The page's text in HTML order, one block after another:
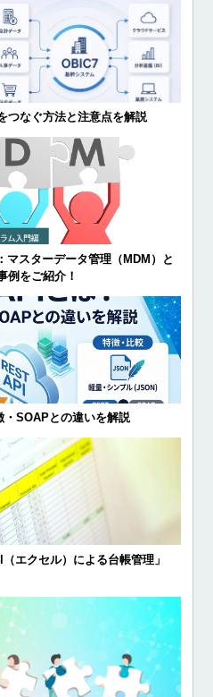
つなぐ方法と注意点を解説
マスターデータ管理（MDM）と
例をご紹介！
・SOAPとの違いを解説
エクセル）による台帳管理」